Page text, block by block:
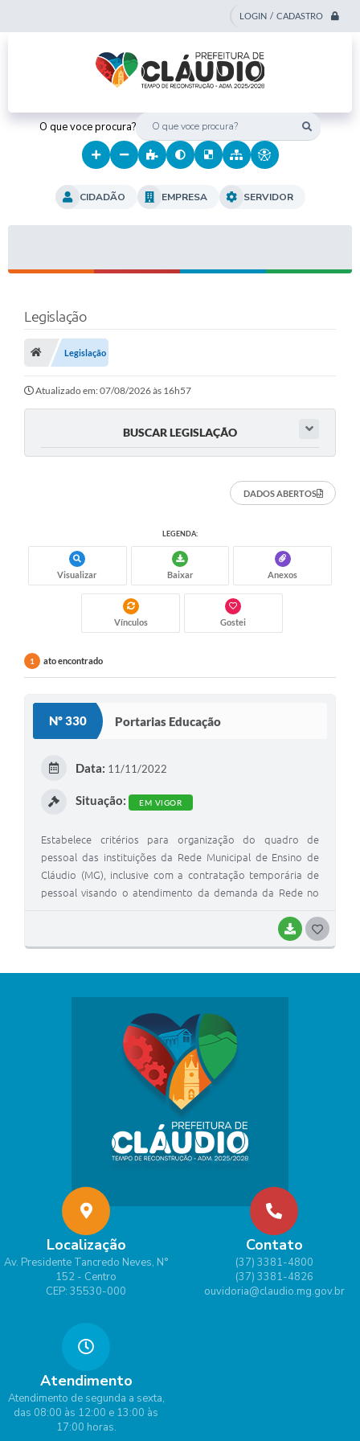
LOGIN / CADASTRO
O que voce procura?
CIDADÃO EMPRESA SERVIDOR
Legislação
Legislação
Atualizado em: 07/08/2026 às 16h57
BUSCAR LEGISLAÇÃO
DADOS ABERTOS
LEGENDA:
Visualizar Baixar Anexos
Vínculos Gostei
1 ato encontrado
Nº 330 Portarias Educação
BAIXAR
Data: 11/11/2022
Situação: EM VIGOR
Estabelece critérios para organização do quadro de
pessoal das instituições da Rede Municipal de Ensino de
Cláudio (MG), inclusive com a contratação temporária de
pessoal visando o atendimento da demanda da Rede no
Localização
Av. Presidente Tancredo Neves, N°
152 - Centro
CEP: 35530-000
Contato
(37) 3381-4800
(37) 3381-4826
ouvidoria@claudio.mg.gov.br
Atendimento
Atendimento de segunda a sexta,
das 08:00 às 12:00 e 13:00 às
17:00 horas.